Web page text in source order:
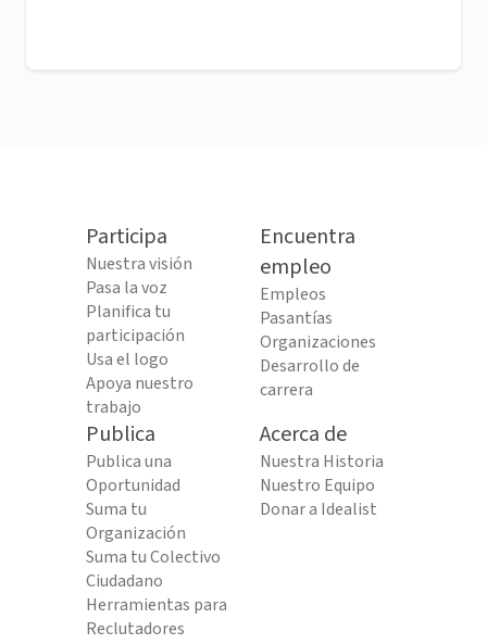
Participa
Nuestra visión
Pasa la voz
Planifica tu
participación
Usa el logo
Apoya nuestro
trabajo
Encuentra
empleo
Empleos
Pasantías
Organizaciones
Desarrollo de
carrera
Publica
Publica una
Oportunidad
Suma tu
Organización
Suma tu Colectivo
Ciudadano
Herramientas para
Reclutadores
Acerca de
Nuestra Historia
Nuestro Equipo
Donar a Idealist